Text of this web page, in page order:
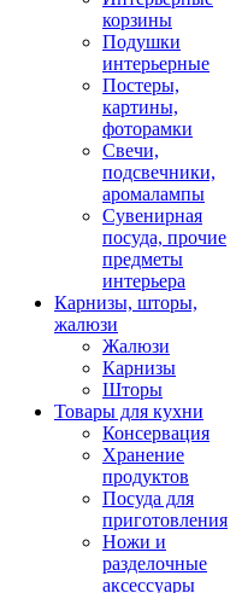
корзины
Подушки
интерьерные
Постеры,
картины,
фоторамки
Свечи,
подсвечники,
аромалампы
Сувенирная
посуда, прочие
предметы
интерьера
Карнизы, шторы,
жалюзи
Жалюзи
Карнизы
Шторы
Товары для кухни
Консервация
Хранение
продуктов
Посуда для
приготовления
Ножи и
разделочные
аксессуары